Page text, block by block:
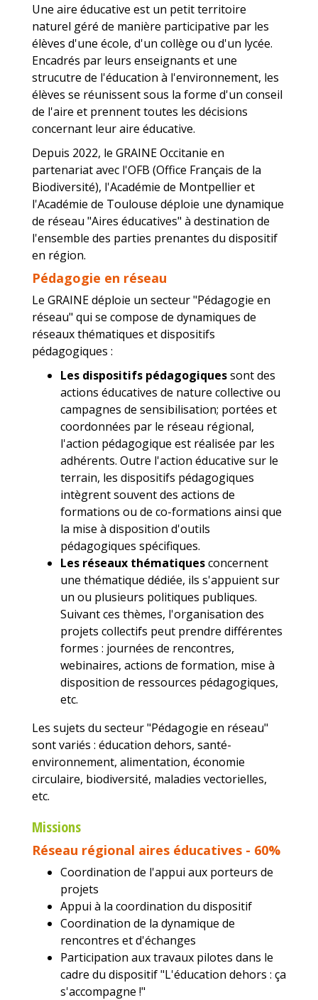
Une aire éducative est un petit territoire
naturel géré de manière participative par les
élèves d'une école, d'un collège ou d'un lycée.
Encadrés par leurs enseignants et une
strucutre de l'éducation à l'environnement, les
élèves se réunissent sous la forme d'un conseil
de l'aire et prennent toutes les décisions
concernant leur aire éducative.
Depuis 2022, le GRAINE Occitanie en
partenariat avec l'OFB (Office Français de la
Biodiversité), l'Académie de Montpellier et
l'Académie de Toulouse déploie une dynamique
de réseau "Aires éducatives" à destination de
l'ensemble des parties prenantes du dispositif
en région.
Pédagogie en réseau
Le GRAINE déploie un secteur "Pédagogie en
réseau" qui se compose de dynamiques de
réseaux thématiques et dispositifs
pédagogiques :
Les dispositifs pédagogiquessont des
actions éducatives de nature collective ou
campagnes de sensibilisation; portées et
coordonnées par le réseau régional,
l'action pédagogique est réalisée par les
adhérents. Outre l'action éducative sur le
terrain, les dispositifs pédagogiques
intègrent souvent des actions de
formations ou de co-formations ainsi que
la mise à disposition d'outils
pédagogiques spécifiques.
Les réseaux thématiquesconcernent
une thématique dédiée, ils s'appuient sur
un ou plusieurs politiques publiques.
Suivant ces thèmes, l'organisation des
projets collectifs peut prendre différentes
formes : journées de rencontres,
webinaires, actions de formation, mise à
disposition de ressources pédagogiques,
etc.
Les sujets du secteur "Pédagogie en réseau"
sont variés : éducation dehors, santé-
environnement, alimentation, économie
circulaire, biodiversité, maladies vectorielles,
etc.
Missions
Réseau régional aires éducatives - 60%
Coordination de l'appui aux porteurs de
projets
Appui à la coordination du dispositif
Coordination de la dynamique de
rencontres et d'échanges
Participation aux travaux pilotes dans le
cadre du dispositif "L'éducation dehors : ça
s'accompagne !"